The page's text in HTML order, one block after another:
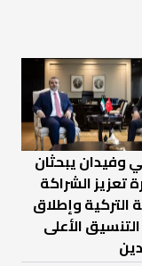
وفيدان يبحثان
تعزيز الشراكة
التركية وإطلاق
الأعلى